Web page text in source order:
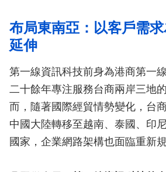
布局東南亞：以客戶需
延伸
第一線資訊科技前身為港商第一
二十餘年專注服務台商兩岸三地
而，隨著國際經貿情勢變化，台
中國大陸轉移至越南、泰國、印
國家，企業網路架構也面臨重新